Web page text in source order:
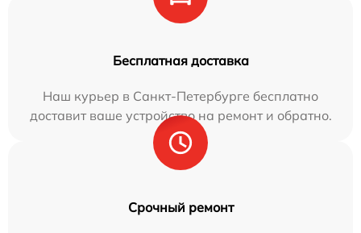
Бесплатная доставка
Наш курьер в Санкт-Петербурге бесплатно
доставит ваше устройство на ремонт и обратно.
Срочный ремонт